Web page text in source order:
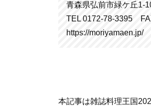
青森県弘前市緑ケ丘1-
TEL 0172-78-3395
https://moriyamaen.jp/
本記事は雑誌料理王国